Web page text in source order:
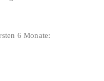
6 Monate: